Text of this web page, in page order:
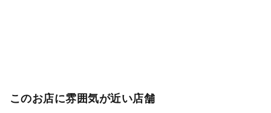
このお店に雰囲気が近い店舗